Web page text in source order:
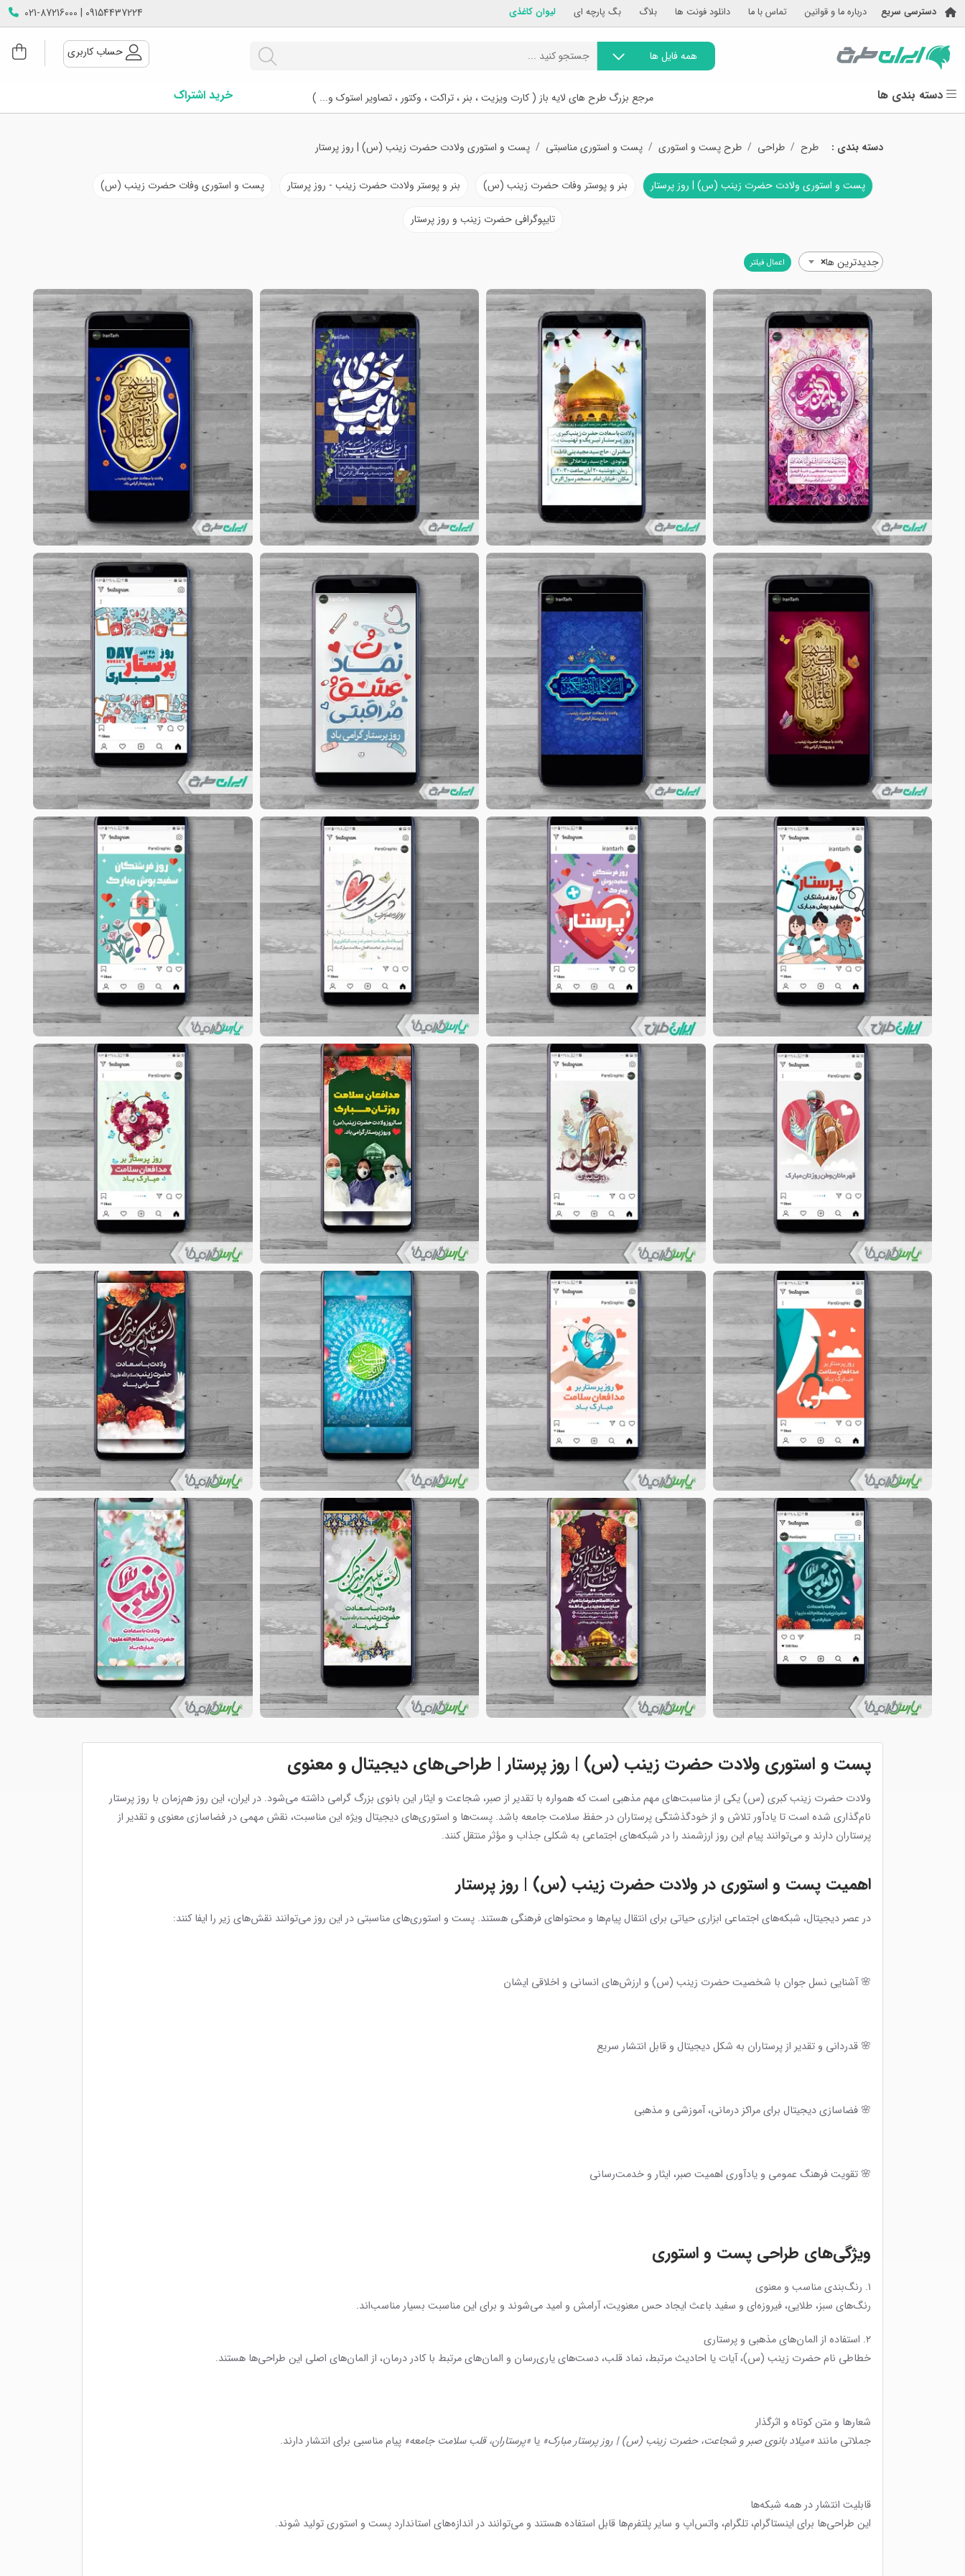
دسترسی سریع درباره ما و قوانین تماس با ما دانلود فونت ها بلاگ بگ پارچه ای لیوان کاغذی 09154437224 | 021-87216000
همه فایل ها حساب کاربری
دسته بندی ها مرجع بزرگ طرح های لایه باز ( کارت ویزیت ، بنر ، تراکت ، وکتور ، تصاویر استوک و... ) خرید اشتراک
دسته بندی : طرح طراحی طرح پست و استوری پست و استوری مناسبتی پست و استوری ولادت حضرت زینب (س) | روز پرستار
پست و استوری ولادت حضرت زینب (س) | روز پرستار بنر و پوستر وفات حضرت زینب (س) بنر و پوستر ولادت حضرت زینب - روز پرستار پست و استوری وفات حضرت زینب (س)
تایپوگرافی حضرت زینب و روز پرستار
×جدیدترین ها اعمال فیلتر
پست و استوری ولادت حضرت زینب (س) | روز پرستار | طراحی‌های دیجیتال و معنوی
ولادت حضرت زینب کبری (س) یکی از مناسبت‌های مهم مذهبی است که همواره با تقدیر از صبر، شجاعت و ایثار این بانوی بزرگ گرامی داشته می‌شود. در ایران، این روز هم‌زمان با روز پرستار
نام‌گذاری شده است تا یادآور تلاش و از خودگذشتگی پرستاران در حفظ سلامت جامعه باشد. پست‌ها و استوری‌های دیجیتال ویژه این مناسبت، نقش مهمی در فضاسازی معنوی و تقدیر از
پرستاران دارند و می‌توانند پیام این روز ارزشمند را در شبکه‌های اجتماعی به شکلی جذاب و مؤثر منتقل کنند.
اهمیت پست و استوری در ولادت حضرت زینب (س) | روز پرستار
در عصر دیجیتال، شبکه‌های اجتماعی ابزاری حیاتی برای انتقال پیام‌ها و محتواهای فرهنگی هستند. پست و استوری‌های مناسبتی در این روز می‌توانند نقش‌های زیر را ایفا کنند:
🌸 آشنایی نسل جوان با شخصیت حضرت زینب (س) و ارزش‌های انسانی و اخلاقی ایشان
🌸 قدردانی و تقدیر از پرستاران به شکل دیجیتال و قابل انتشار سریع
🌸 فضاسازی دیجیتال برای مراکز درمانی، آموزشی و مذهبی
🌸 تقویت فرهنگ عمومی و یادآوری اهمیت صبر، ایثار و خدمت‌رسانی
ویژگی‌های طراحی پست و استوری
۱. رنگ‌بندی مناسب و معنوی
رنگ‌های سبز، طلایی، فیروزه‌ای و سفید باعث ایجاد حس معنویت، آرامش و امید می‌شوند و برای این مناسبت بسیار مناسب‌اند.
۲. استفاده از المان‌های مذهبی و پرستاری
خطاطی نام حضرت زینب (س)، آیات یا احادیث مرتبط، نماد قلب، دست‌های یاری‌رسان و المان‌های مرتبط با کادر درمان، از المان‌های اصلی این طراحی‌ها هستند.
شعارها و متن کوتاه و اثرگذار
جملاتی مانند «میلاد بانوی صبر و شجاعت، حضرت زینب (س) | روز پرستار مبارک» یا «پرستاران، قلب سلامت جامعه» پیام مناسبی برای انتشار دارند.
قابلیت انتشار در همه شبکه‌ها
این طراحی‌ها برای اینستاگرام، تلگرام، واتس‌اپ و سایر پلتفرم‌ها قابل استفاده هستند و می‌توانند در اندازه‌های استاندارد پست و استوری تولید شوند.